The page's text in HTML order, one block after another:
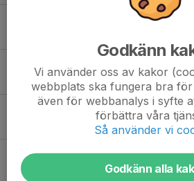
3 aug, 15:41 0
Ungdomsserien 26 augusti
28 jul, 11:04
Månadens bana 2 sommaren
0
Godkänn
Vi använder oss av kakor
webbplats ska fungera bra för
även för webbanalys i syfte
förbättra våra
Så använder vi
Godkänn alla